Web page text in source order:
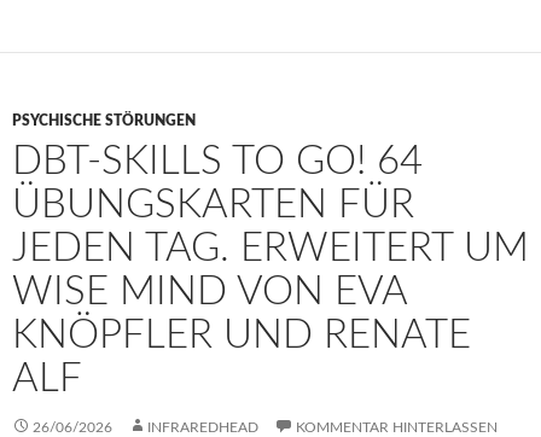
PSYCHISCHE STÖRUNGEN
DBT-SKILLS TO GO! 64
ÜBUNGSKARTEN FÜR
JEDEN TAG. ERWEITERT UM
WISE MIND VON EVA
KNÖPFLER UND RENATE
ALF
26/06/2026 INFRAREDHEAD KOMMENTAR HINTERLASSEN